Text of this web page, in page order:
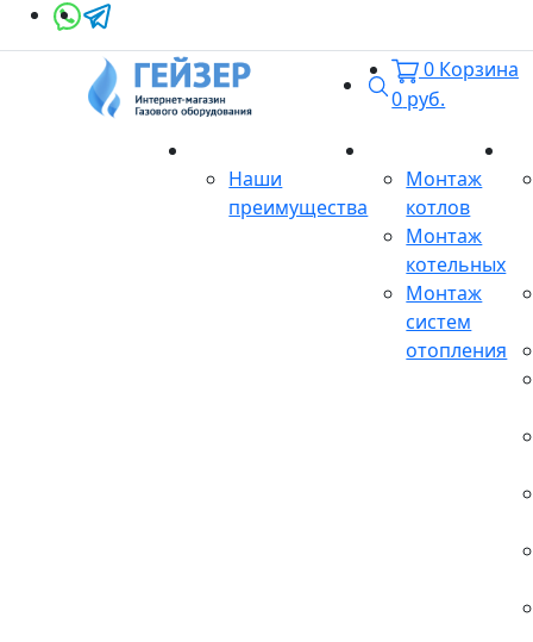
Поиск
0 Корзина
0 руб.
Наши
преимущества
Монтаж
котлов
Монтаж
котельных
Монтаж
систем
отопления